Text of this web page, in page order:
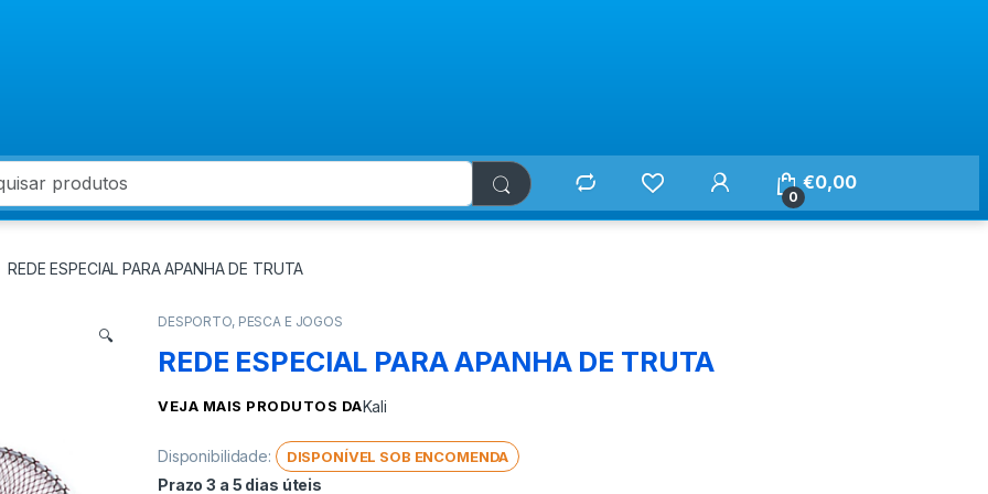
for:
0
€0,00
REDE ESPECIAL PARA APANHA DE TRUTA
🔍
DESPORTO, PESCA E JOGOS
REDE ESPECIAL PARA APANHA DE TRUTA
VEJA MAIS PRODUTOS DAKali
Disponibilidade: DISPONÍVEL SOB ENCOMENDA
Prazo 3 a 5 dias úteis